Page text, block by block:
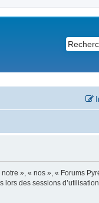
», « nos », « Forums
des sessions